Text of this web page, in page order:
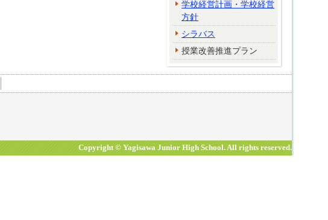
学校経営計画・学校経営
方針
シラバス
授業改善推進プラン
Copyright © Yagisawa Junior High School. All rights reserved.